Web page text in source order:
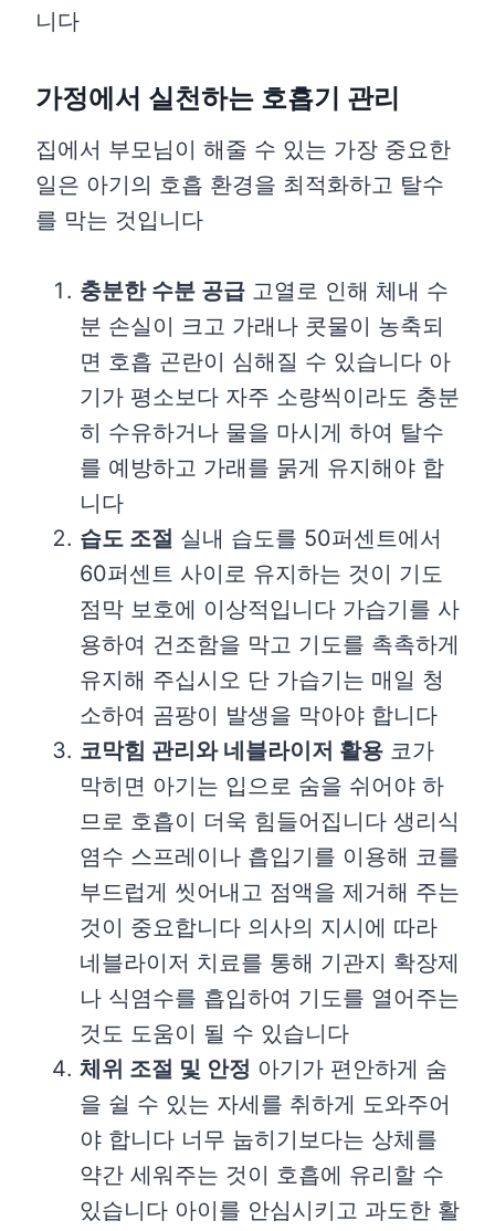
니다
가정에서 실천하는 호흡기 관리
집에서 부모님이 해줄 수 있는 가장 중요한
일은 아기의 호흡 환경을 최적화하고 탈수
를 막는 것입니다
충분한 수분 공급 고열로 인해 체내 수
분 손실이 크고 가래나 콧물이 농축되
면 호흡 곤란이 심해질 수 있습니다 아
기가 평소보다 자주 소량씩이라도 충분
히 수유하거나 물을 마시게 하여 탈수
를 예방하고 가래를 묽게 유지해야 합
니다
습도 조절 실내 습도를 50퍼센트에서
60퍼센트 사이로 유지하는 것이 기도
점막 보호에 이상적입니다 가습기를 사
용하여 건조함을 막고 기도를 촉촉하게
유지해 주십시오 단 가습기는 매일 청
소하여 곰팡이 발생을 막아야 합니다
코막힘 관리와 네블라이저 활용 코가
막히면 아기는 입으로 숨을 쉬어야 하
므로 호흡이 더욱 힘들어집니다 생리식
염수 스프레이나 흡입기를 이용해 코를
부드럽게 씻어내고 점액을 제거해 주는
것이 중요합니다 의사의 지시에 따라
네블라이저 치료를 통해 기관지 확장제
나 식염수를 흡입하여 기도를 열어주는
것도 도움이 될 수 있습니다
체위 조절 및 안정 아기가 편안하게 숨
을 쉴 수 있는 자세를 취하게 도와주어
야 합니다 너무 눕히기보다는 상체를
약간 세워주는 것이 호흡에 유리할 수
있습니다 아이를 안심시키고 과도한 활